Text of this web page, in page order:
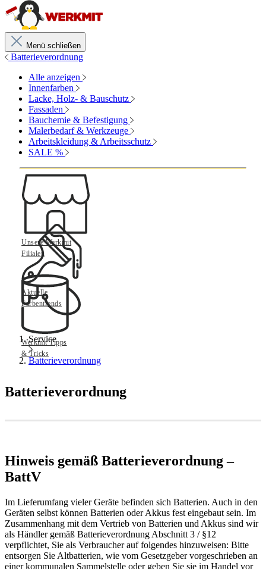
Menü schließen
Batterieverordnung
Alle anzeigen
Innenfarben
Lacke, Holz- & Bauschutz
Fassaden
Bauchemie & Befestigung
Malerbedarf & Werkzeuge
Arbeitskleidung & Arbeitsschutz
SALE %
Unsere Werkmit
Filialen
Aktuelle
Farbentrends
Werkmit Tipps
& Tricks
Service
Batterieverordnung
Batterieverordnung
Hinweis gemäß Batterieverordnung –
BattV
Im Lieferumfang vieler Geräte befinden sich Batterien. Auch in den
Geräten selbst können Batterien oder Akkus fest eingebaut sein. Im
Zusammenhang mit dem Vertrieb von Batterien und Akkus sind wir
als Händler gemäß Batterieverordnung Abschnitt 3 / §12
verpflichtet, Sie als Verbraucher auf folgendes hinzuweisen: Bitte
entsorgen Sie Altbatterien, wie vom Gesetzgeber vorgeschrieben an
einer kommunalen Sammelstelle oder geben Sie sie im Handel vor